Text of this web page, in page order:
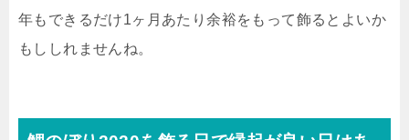
年もできるだけ1ヶ月あたり余裕をもって飾るとよいか
もししれませんね。